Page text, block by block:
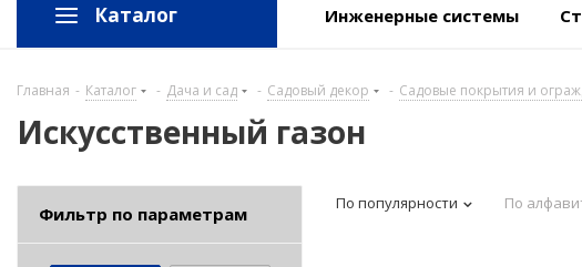
Каталог Инженерные системы
Главная - Каталог - Дача и сад - Садовый декор - Садовые покрытия и
Искусственный газон
По популярности По
Фильтр по параметрам